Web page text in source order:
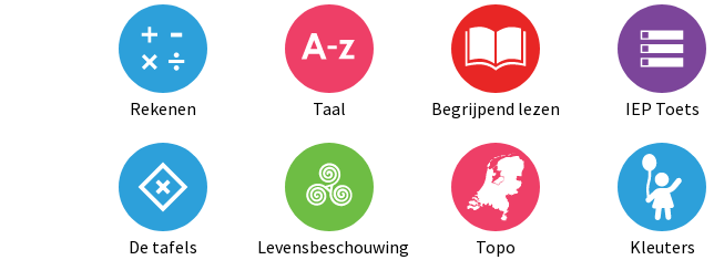
Rekenen Taal Begrijpend lezen IEP Toets
De tafels Levensbeschouwing Topo Kleuters